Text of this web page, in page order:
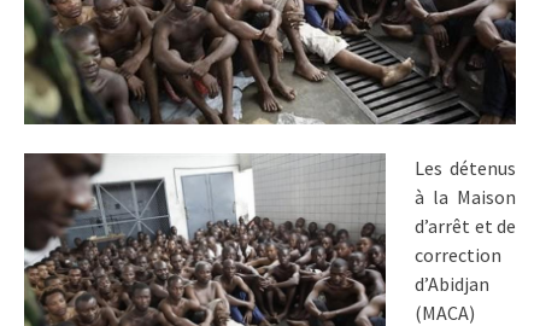
Les détenus
à la Maison
d’arrêt et de
correction
d’Abidjan
(MACA)